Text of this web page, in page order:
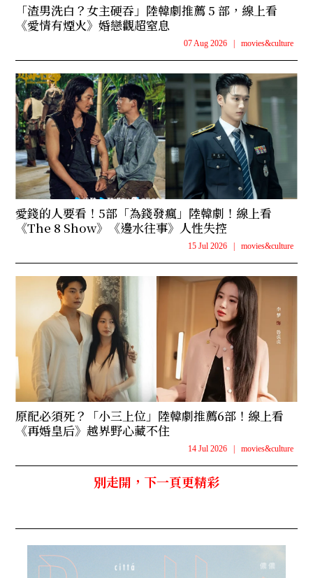
「渣男洗白？女主硬吞」陸韓劇推薦 5 部，線上看
《愛情有煙火》婚戀觀超窒息
07 Aug 2026 | movies&culture
愛錢的人要看！5部「為錢發瘋」陸韓劇！線上看
《The 8 Show》《邊水往事》人性失控
15 Jul 2026 | movies&culture
原配必須死？「小三上位」陸韓劇推薦6部！線上看
《再婚皇后》越界野心藏不住
14 Jul 2026 | movies&culture
別走開，下一頁更精彩